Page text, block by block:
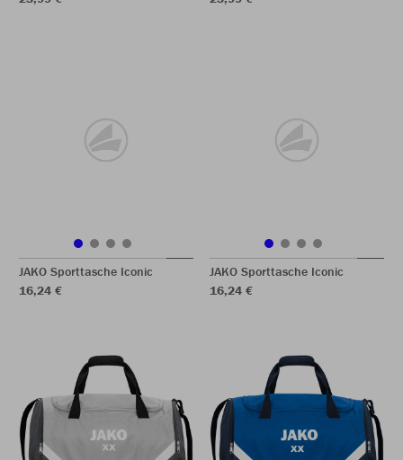
JAKO Sporttasche Iconic
16,24 €
JAKO Sporttasche Iconic
16,24 €